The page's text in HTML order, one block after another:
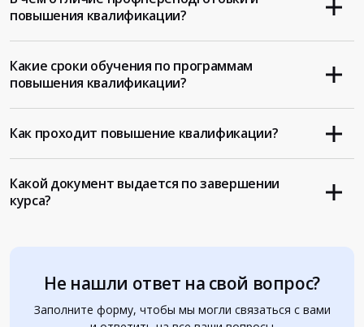
Не нашли ответ на свой вопрос?
Заполните форму, чтобы мы могли связаться с вами
повышения квалификации?
Какие сроки обучения по программам
повышения квалификации?
Как проходит повышение квалификации?
Какой документ выдается по завершении
курса?